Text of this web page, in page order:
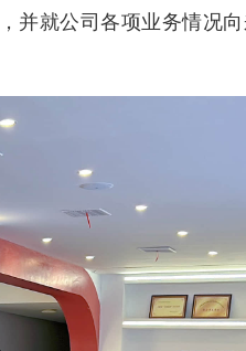
并就公司各项业务情况